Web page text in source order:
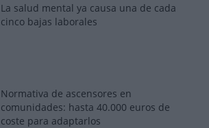
La salud mental ya causa una de cada
cinco bajas laborales
Normativa de ascensores en
comunidades: hasta 40.000 euros de
coste para adaptarlos